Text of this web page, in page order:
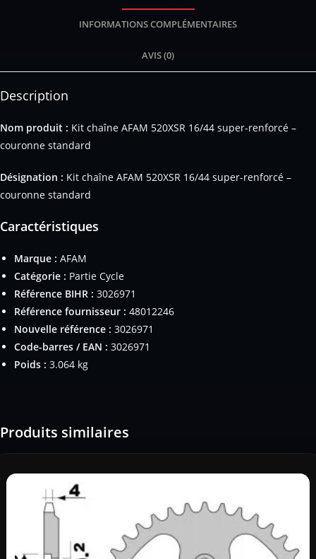
INFORMATIONS COMPLÉMENTAIRES
AVIS (0)
Description
Nom produit : Kit chaîne AFAM 520XSR 16/44 super-renforcé –
couronne standard
Désignation : Kit chaîne AFAM 520XSR 16/44 super-renforcé –
couronne standard
Caractéristiques
Marque : AFAM
Catégorie : Partie Cycle
Référence BIHR : 3026971
Référence fournisseur : 48012246
Nouvelle référence : 3026971
Code-barres / EAN : 3026971
Poids : 3.064 kg
Produits similaires